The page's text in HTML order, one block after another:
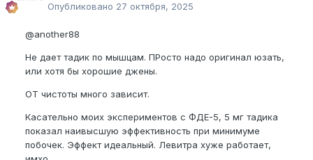
Опубликовано 27 октября, 2025
@another88
Не дает тадик по мышцам. ПРосто надо оригинал юзать,
или хотя бы хорошие джены.
ОТ чистоты много зависит.
Касательно моих экспериментов с ФДЕ-5, 5 мг тадика
показал наивысшую эффективность при минимуме
побочек. Эффект идеальный. Левитра хуже работает,